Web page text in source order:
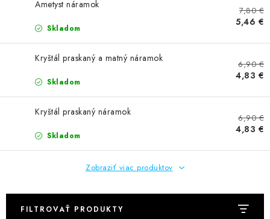
PODĽA OBLASTÍ
Prečo nakúpiť u nás? Poradňa
Ako nakupovať
Obchodné podmienky
Podmienky ochrany osobných údajov
Kontakty
Doprava a platba
Recenzie zákazníkov
Ametyst náramok
Skladom
7,80 €
5,46 €
Kryštál praskaný a matný náramok
Skladom
6,90 €
4,83 €
Kryštál praskaný náramok
Skladom
6,90 €
4,83 €
Zobraziť viac produktov
FILTROVAŤ PRODUKTY